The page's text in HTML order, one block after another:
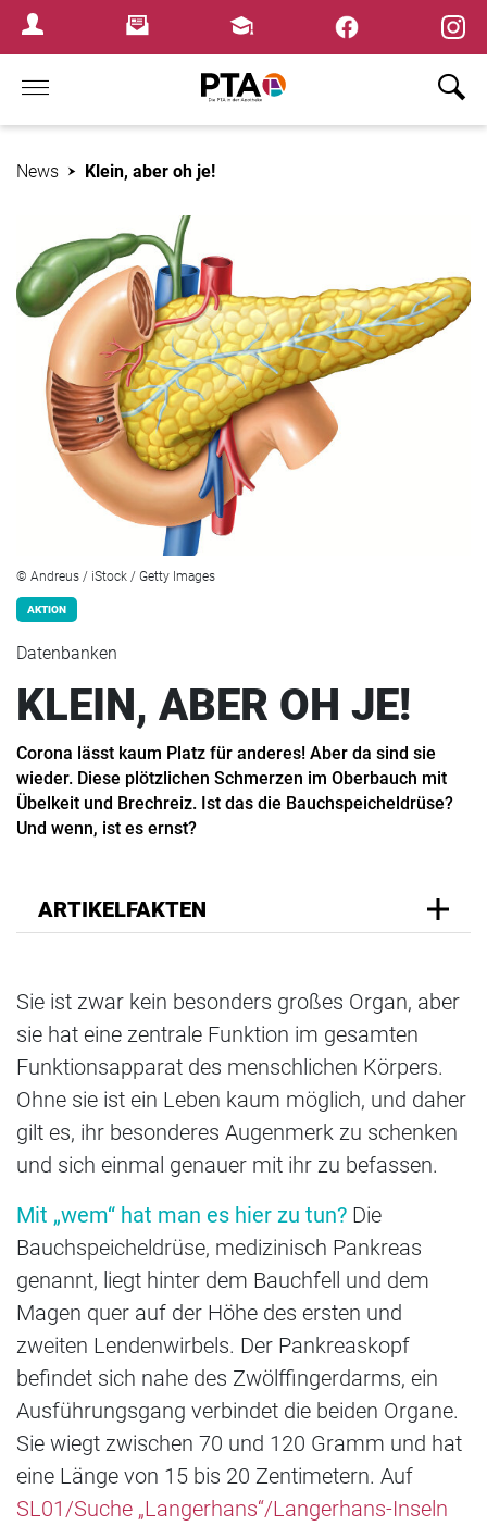
Login MenuNewsletterFortbildungen
Home
News Klein, aber oh je!
© Andreus / iStock / Getty Images
AKTION
Datenbanken
KLEIN, ABER OH JE!
Corona lässt kaum Platz für anderes! Aber da sind sie
wieder. Diese plötzlichen Schmerzen im Oberbauch mit
Übelkeit und Brechreiz. Ist das die Bauchspeicheldrüse?
Und wenn, ist es ernst?
ARTIKELFAKTEN
Sie ist zwar kein besonders großes Organ, aber
sie hat eine zentrale Funktion im gesamten
Funktionsapparat des menschlichen Körpers.
Ohne sie ist ein Leben kaum möglich, und daher
gilt es, ihr besonderes Augenmerk zu schenken
und sich einmal genauer mit ihr zu befassen.
Mit „wem“ hat man es hier zu tun? Die
Bauchspeicheldrüse, medizinisch Pankreas
genannt, liegt hinter dem Bauchfell und dem
Magen quer auf der Höhe des ersten und
zweiten Lendenwirbels. Der Pankreaskopf
befindet sich nahe des Zwölffingerdarms, ein
Ausführungsgang verbindet die beiden Organe.
Sie wiegt zwischen 70 und 120 Gramm und hat
eine Länge von 15 bis 20 Zentimetern. Auf
SL01/Suche „Langerhans“/Langerhans-Inseln